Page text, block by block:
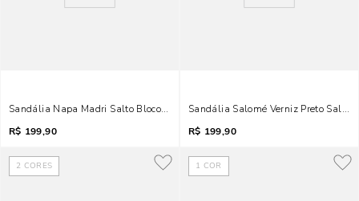
Sandália Napa Madri Salto Bloco Marfim Brilho
R$ 199,90
Sandália Salomé Verniz Preto Salto
R$ 199,90
2 CORES 1 COR